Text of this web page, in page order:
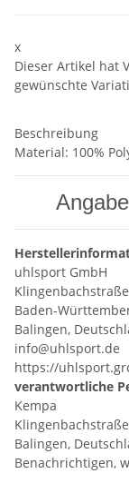
x
Dieser Artikel hat
gewünschte
Beschreibung
Material: 100%
uhlsport GmbH
Baden-
Balingen,
info@uhlsport.de
https://
verantwortliche
Kempa
Balingen,
Benachrichtigen,